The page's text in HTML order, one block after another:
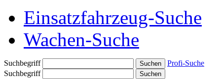
Einsatzfahrzeug-Suche
Wachen-Suche
Suchbegriff
Profi-Suche
Suchbegriff